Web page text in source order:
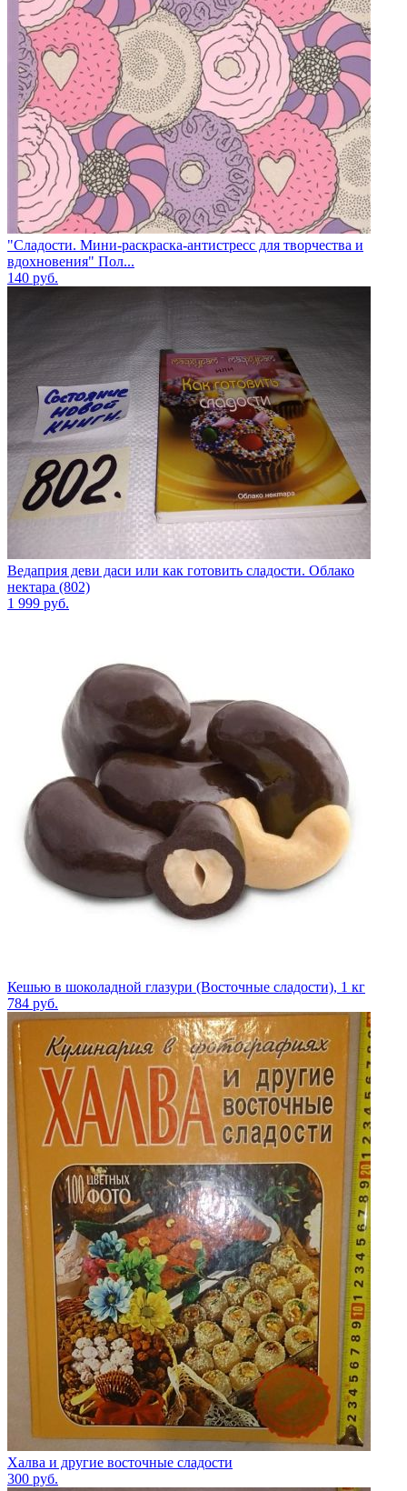
"Сладости. Мини-раскраска-антистресс для творчества и
вдохновения" Пол...
140 руб.
Ведаприя деви даси или как готовить сладости. Облако
нектара (802)
1 999 руб.
Кешью в шоколадной глазури (Восточные сладости), 1 кг
784 руб.
Халва и другие восточные сладости
300 руб.